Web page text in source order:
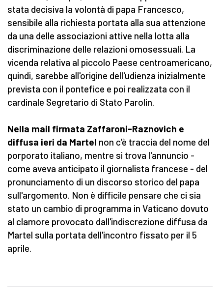
stata decisiva la volontà di papa Francesco,
sensibile alla richiesta portata alla sua attenzione
da una delle associazioni attive nella lotta alla
discriminazione delle relazioni omosessuali. La
vicenda relativa al piccolo Paese centroamericano,
quindi, sarebbe all'origine dell'udienza inizialmente
prevista con il pontefice e poi realizzata con il
cardinale Segretario di Stato Parolin.
Nella mail firmata Zaffaroni-Raznovich e
diffusa ieri da Martel non c'è traccia del nome del
porporato italiano, mentre si trova l'annuncio -
come aveva anticipato il giornalista francese - del
pronunciamento di un discorso storico del papa
sull'argomento. Non è difficile pensare che ci sia
stato un cambio di programma in Vaticano dovuto
al clamore provocato dall'indiscrezione diffusa da
Martel sulla portata dell'incontro fissato per il 5
aprile.